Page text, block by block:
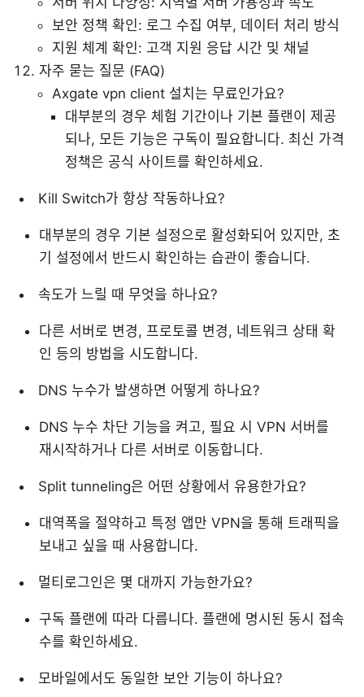
보안 정책 확인: 로그 수집 여부, 데이터 처리 방식
지원 체계 확인: 고객 지원 응답 시간 및 채널
자주 묻는 질문 (FAQ)
Axgate vpn client 설치는 무료인가요?
대부분의 경우 체험 기간이나 기본 플랜이 제공
되나, 모든 기능은 구독이 필요합니다. 최신 가격
정책은 공식 사이트를 확인하세요.
Kill Switch가 항상 작동하나요?
대부분의 경우 기본 설정으로 활성화되어 있지만, 초
기 설정에서 반드시 확인하는 습관이 좋습니다.
속도가 느릴 때 무엇을 하나요?
다른 서버로 변경, 프로토콜 변경, 네트워크 상태 확
인 등의 방법을 시도합니다.
DNS 누수가 발생하면 어떻게 하나요?
DNS 누수 차단 기능을 켜고, 필요 시 VPN 서버를
재시작하거나 다른 서버로 이동합니다.
Split tunneling은 어떤 상황에서 유용한가요?
대역폭을 절약하고 특정 앱만 VPN을 통해 트래픽을
보내고 싶을 때 사용합니다.
멀티로그인은 몇 대까지 가능한가요?
구독 플랜에 따라 다릅니다. 플랜에 명시된 동시 접속
수를 확인하세요.
모바일에서도 동일한 보안 기능이 하나요?